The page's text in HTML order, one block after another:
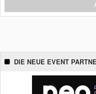
DIE NEUE EVENT